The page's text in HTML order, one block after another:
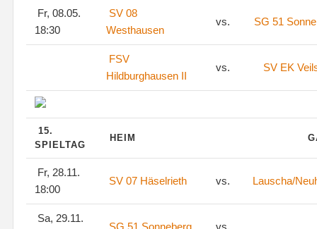
Fr, 08.05.
18:30
SV 08
Westhausen
vs. SG 51
FSV
Hildburghausen II
vs. SV EK
15.
SPIELTAG
HEIM
Fr, 28.11.
18:00
SV 07 Häselrieth vs. Lauscha/
Sa, 29.11.
SG 51 Sonneberg vs.